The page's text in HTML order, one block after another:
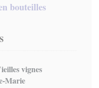
bouteilles
vignes
Marie